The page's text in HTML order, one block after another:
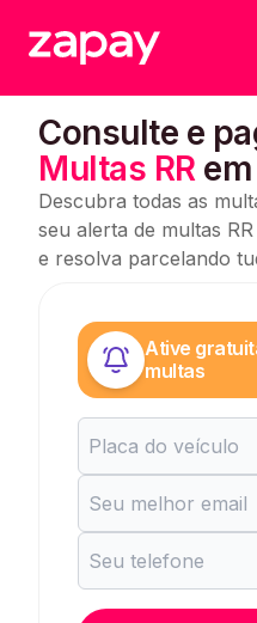
Consulte e
Multas RRem
Descubra todas as
seu alerta de multas
e resolva parcelando
Ative
multas